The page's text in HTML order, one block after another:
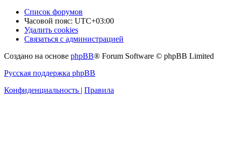
Список форумов
Часовой пояс: UTC+03:00
Удалить cookies
Связаться с администрацией
Создано на основе phpBB® Forum Software © phpBB Limited
Русская поддержка phpBB
Конфиденциальность | Правила